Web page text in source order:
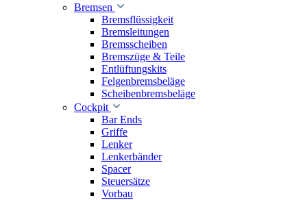
Bremsen
Bremsflüssigkeit
Bremsleitungen
Bremsscheiben
Bremszüge & Teile
Entlüftungskits
Felgenbremsbeläge
Scheibenbremsbeläge
Cockpit
Bar Ends
Griffe
Lenker
Lenkerbänder
Spacer
Steuersätze
Vorbau